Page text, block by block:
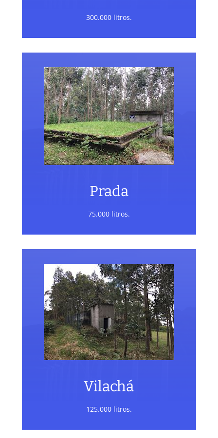
300.000 litros.
Prada
75.000 litros.
Vilachá
125.000 litros.